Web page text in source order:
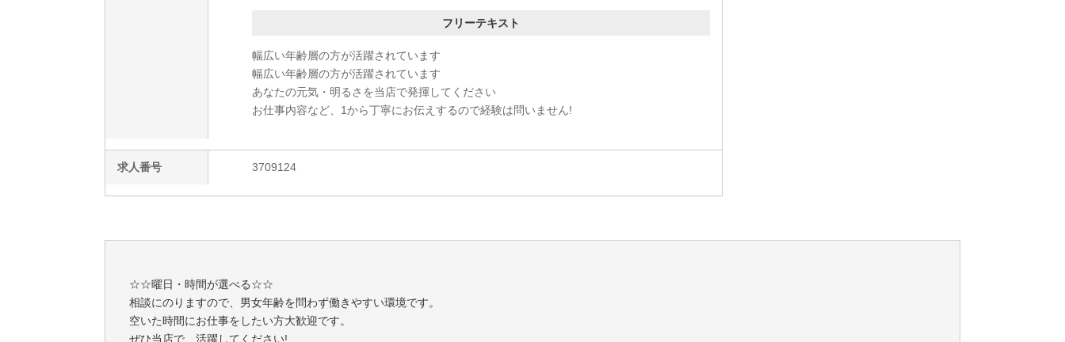
フリーテキスト
幅広い年齢層の方が活躍されています
幅広い年齢層の方が活躍されています
あなたの元気・明るさを当店で発揮してください
お仕事内容など、1から丁寧にお伝えするので経験は問いません!
求人番号 3709124
☆☆曜日・時間が選べる☆☆
相談にのりますので、男女年齢を問わず働きやすい環境です。
空いた時間にお仕事をしたい方大歓迎です。
ぜひ当店で、活躍してください!